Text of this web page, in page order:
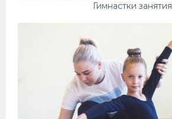
Гимнастки занятия